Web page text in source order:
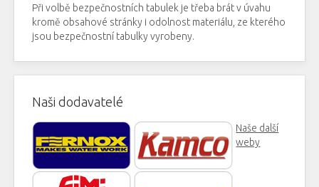
Při volbě bezpečnostních tabulek je třeba brát v úvahu
kromě obsahové stránky i odolnost materiálu, ze kterého
jsou bezpečnostní tabulky vyrobeny.
Naši dodavatelé
Naše další
weby